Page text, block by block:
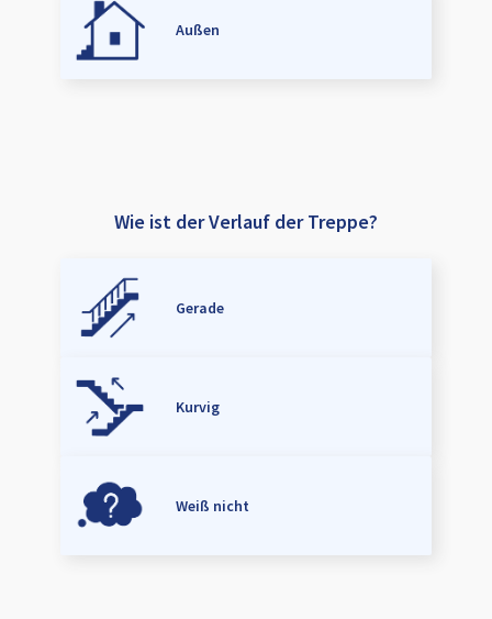
Außen
Wie ist der Verlauf der Treppe?
Gerade
Kurvig
Weiß nicht